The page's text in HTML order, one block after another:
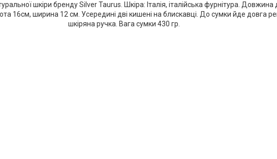
шкіри бренду Silver Taurus. Шкіра: Італія, італійська фурнітура.
16см, ширина 12 см. Усередині дві кишені на блискавці. До сумки йде довга
шкіряна ручка. Вага сумки 430 гр.